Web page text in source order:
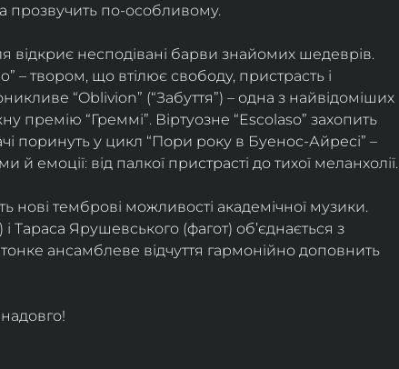
прозвучить по-особливому.
відкриє несподівані барви знайомих шедеврів.
– твором, що втілює свободу, пристрасть і
“Oblivion” (“Забуття”) – одна з найвідоміших
“Греммі”. Віртуозне “Escolaso” захопить
поринуть у цикл “Пори року в Буенос-Айресі” –
й емоції: від палкої пристрасті до тихої меланхолії.
нові темброві можливості академічної музики.
Тараса Ярушевського (фагот) об’єднається з
ансамблеве відчуття гармонійно доповнить